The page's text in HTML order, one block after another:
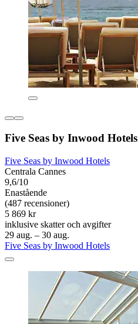
Five Seas by Inwood Hotels
Five Seas by Inwood Hotels
Centrala Cannes
9,6/10
Enastående
(487 recensioner)
5 869 kr
inklusive skatter och avgifter
29 aug. – 30 aug.
Five Seas by Inwood Hotels